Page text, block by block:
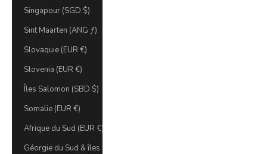
Singapour (SGD $)
Sint Maarten (ANG ƒ)
Slovaquie (EUR €)
Slovenia (EUR €)
Îles Salomon (SBD $)
Somalie (EUR €)
Afrique du Sud (EUR €)
Géorgie du Sud & îles Sandwich du